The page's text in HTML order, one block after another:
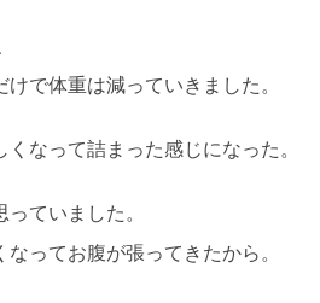
で体重は減っていきました。
なって詰まった感じになった。
ていました。
ってお腹が張ってきたから。